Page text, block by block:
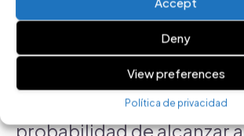
Deny
View preferences
Política de privacidad
puertorriqueño, no solo
la relevancia de tus
sino que también
probabilidad de alcanzar